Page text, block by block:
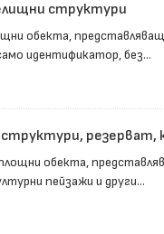
структури
обекта,
идентификатор, без...
резерват,
обекта,
пейзажи и други...